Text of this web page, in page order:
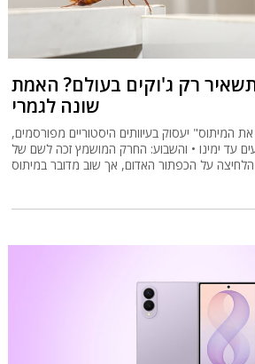
רק ג'וקים בעולם? האמת
שונה לגמרי
המיתוס" יעסוק בעיוותים היסטוריים מפורסמים,
עד ימינו • והשבוע: החרק המושמץ זכה לשם של
על הכפתור האדום, אך שוב מדובר במיתוס